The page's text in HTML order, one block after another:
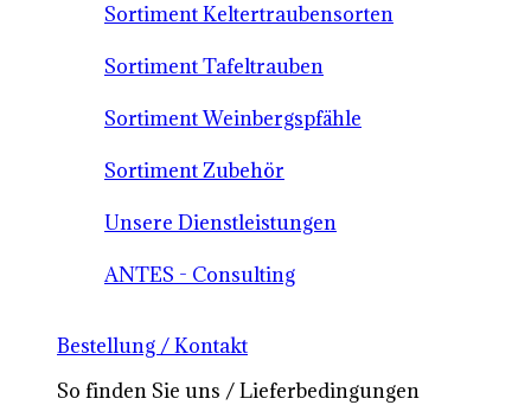
Sortiment Keltertraubensorten
Sortiment Tafeltrauben
Sortiment Weinbergspfähle
Sortiment Zubehör
Unsere Dienstleistungen
ANTES - Consulting
Bestellung / Kontakt
So finden Sie uns / Lieferbedingungen